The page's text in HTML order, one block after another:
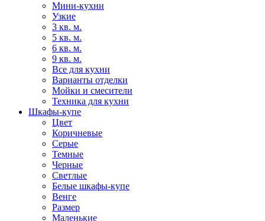
Мини-кухни
Узкие
3 кв. м.
5 кв. м.
6 кв. м.
9 кв. м.
Все для кухни
Варианты отделки
Мойки и смесители
Техника для кухни
Шкафы-купе
Цвет
Коричневые
Серые
Темные
Черные
Светлые
Белые шкафы-купе
Венге
Размер
Маленькие